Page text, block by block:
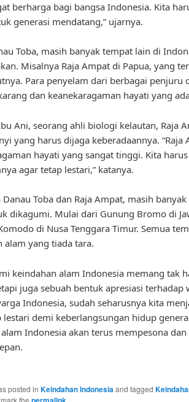
berharga bagi bangsa Indonesia. Kita
generasi mendatang,” ujarnya.
Toba, masih banyak tempat lain di
Misalnya Raja Ampat di Papua, yang
Para penyelam dari berbagai penjuru
dan keanekaragaman hayati yang
Ani, seorang ahli biologi kelautan, Raja
yang harus dijaga keberadaannya. “Raja
hayati yang sangat tinggi. Kita
agar tetap lestari,” katanya.
Danau Toba dan Raja Ampat, masih
dikagumi. Mulai dari Gunung Bromo di
di Nusa Tenggara Timur. Semua
alam yang tiada tara.
keindahan alam Indonesia memang tak
juga sebuah bentuk apresiasi
Indonesia, sudah seharusnya kita
lestari demi keberlangsungan hidup
Indonesia akan terus mempesona
posted in Keindahan Indonesiaand tagged
the